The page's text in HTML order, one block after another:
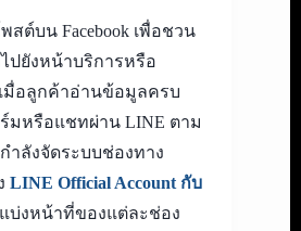
สต์บน Facebook เพื่อชวน
ปยังหน้าบริการหรือ
มื่อลูกค้าอ่านข้อมูลครบ
มหรือแชทผ่าน LINE ตาม
ำลังจัดระบบช่องทาง
LINE Official Account กับ
แบ่งหน้าที่ของแต่ละช่อง